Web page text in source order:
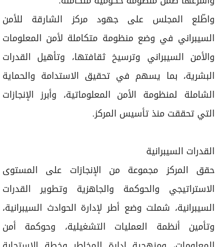
الشاملة لمنظومة الأمن المعلوماتية، وأبرز الإنجازات
التي تحققت منذ تأسيس المركز.
القدرات السيبرانية
حقق المركز مجموعة من الإنجازات على المستوى
الاستراتيجي والحوكمة والجاهزية وتطوير القدرات
وتأمين أنظمة العمليات التشغيلية، وحوكمة أمن
المعلومات، ومنهجية إدارة المخاطر وخطة الاستجابة
السريعة، ومسح الثغرات الأمنية وتقييم المواقع
الحكومية، واعتماد 4 مسارات تطويرية وأكثر من 20
ورشة تقنية، وتدريب أكثر من 175 موظفاً حكومياً من